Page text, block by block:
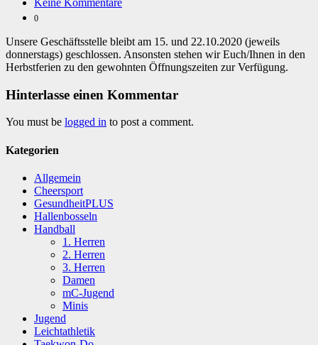
0
Unsere Geschäftsstelle bleibt am 15. und 22.10.2020 (jeweils
donnerstags) geschlossen. Ansonsten stehen wir Euch/Ihnen in den
Herbstferien zu den gewohnten Öffnungszeiten zur Verfügung.
Hinterlasse einen Kommentar
You must be logged in to post a comment.
Kategorien
Allgemein
Cheersport
GesundheitPLUS
Hallenbosseln
Handball
1. Herren
2. Herren
3. Herren
Damen
mC-Jugend
Minis
Jugend
Leichtathletik